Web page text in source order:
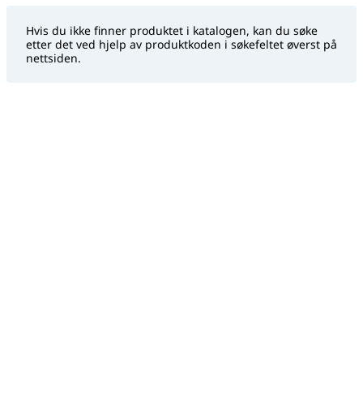
Hvis du ikke finner produktet i katalogen, kan du søke
etter det ved hjelp av produktkoden i søkefeltet øverst på
nettsiden.